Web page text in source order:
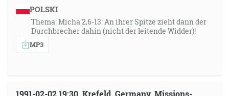
POLSKI
Thema: Micha 2,6-13: An ihrer Spitze zieht dann der
Durchbrecher dahin (nicht der leitende Widder)!
MP3
1991-02-02 19:30, Krefeld, Germany, Missions-